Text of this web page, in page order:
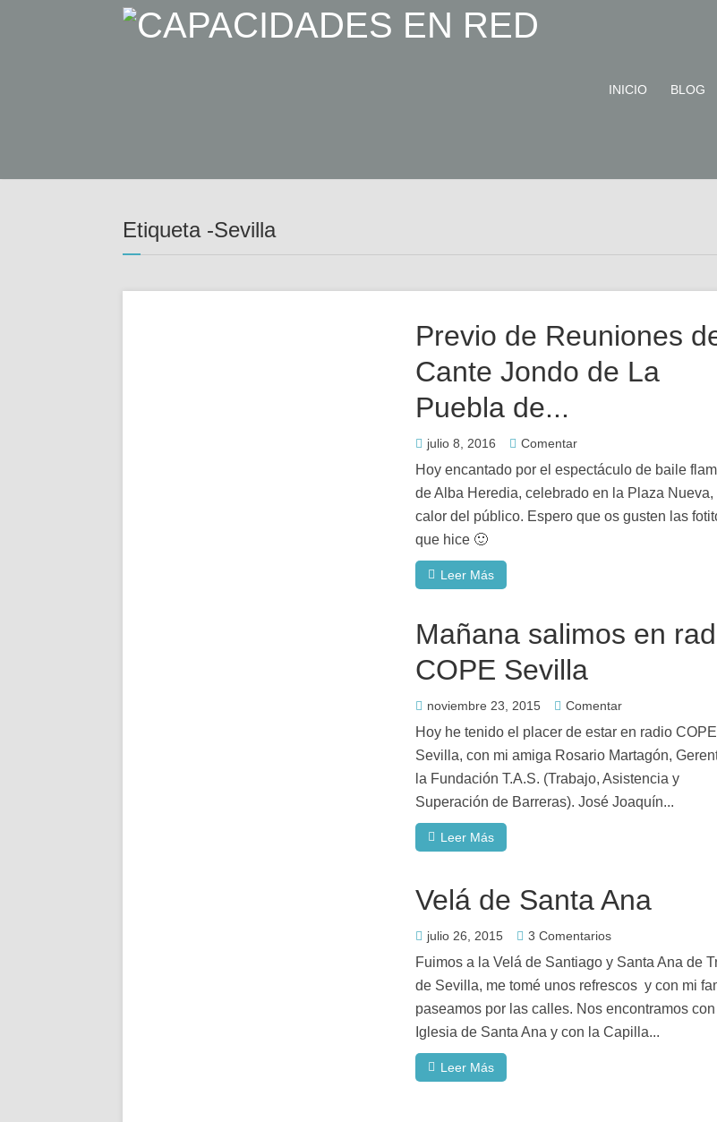
INICIO BLOG
Etiqueta -Sevilla
Previo de Reuniones
Cante Jondo de La
Puebla de...
julio 8, 2016 Comentar
Hoy encantado por el espectáculo de baile
de Alba Heredia, celebrado en la Plaza Nueva,
calor del público. Espero que os gusten las
que hice 🙂
Leer Más
Mañana salimos en
COPE Sevilla
noviembre 23, 2015 Comentar
Hoy he tenido el placer de estar en radio
Sevilla, con mi amiga Rosario Martagón,
la Fundación T.A.S. (Trabajo, Asistencia y
Superación de Barreras). José Joaquín...
Leer Más
Velá de Santa Ana
julio 26, 2015 3 Comentarios
Fuimos a la Velá de Santiago y Santa Ana de
de Sevilla, me tomé unos refrescos y con mi
paseamos por las calles. Nos encontramos
Iglesia de Santa Ana y con la Capilla...
Leer Más